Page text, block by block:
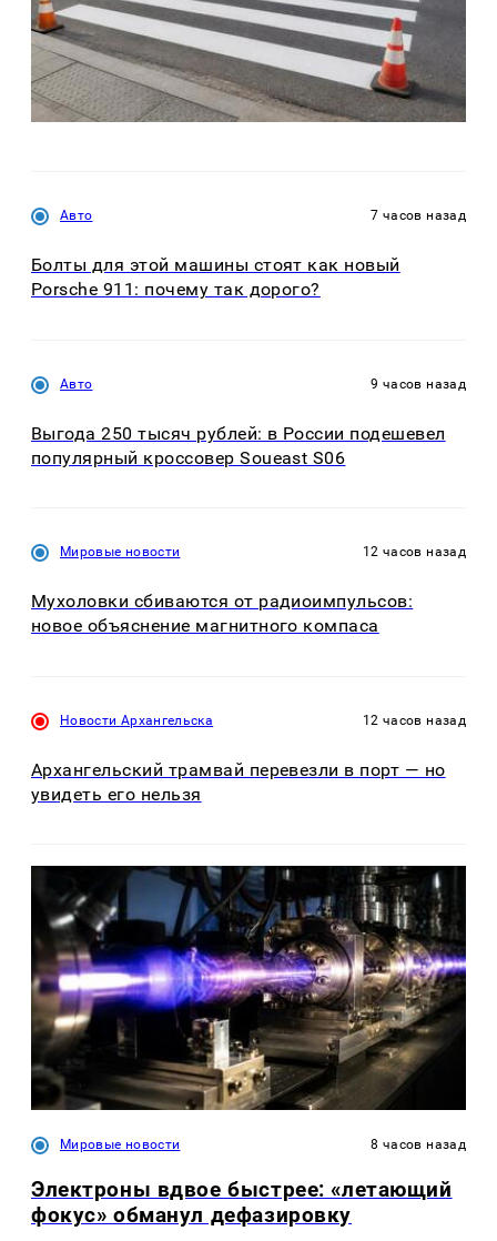
Авто 7 часов назад
Болты для этой машины стоят как новый
Porsche 911: почему так дорого?
Авто 9 часов назад
Выгода 250 тысяч рублей: в России подешевел
популярный кроссовер Soueast S06
Мировые новости 12 часов назад
Мухоловки сбиваются от радиоимпульсов:
новое объяснение магнитного компаса
Новости Архангельска 12 часов назад
Архангельский трамвай перевезли в порт — но
увидеть его нельзя
Мировые новости 8 часов назад
Электроны вдвое быстрее: «летающий
фокус» обманул дефазировку